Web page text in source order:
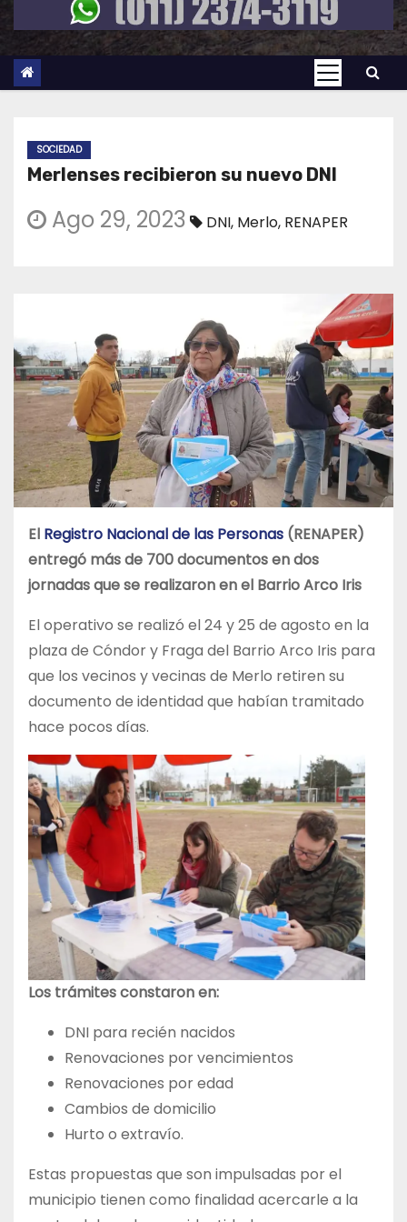
SOCIEDAD
Merlenses recibieron su nuevo DNI
Ago 29, 2023 DNI, Merlo, RENAPER
El Registro Nacional de las Personas (RENAPER)
entregó más de 700 documentos en dos
jornadas que se realizaron en el Barrio Arco Iris
El operativo se realizó el 24 y 25 de agosto en la
plaza de Cóndor y Fraga del Barrio Arco Iris para
que los vecinos y vecinas de Merlo retiren su
documento de identidad que habían tramitado
hace pocos días.
Los trámites constaron en:
DNI para recién nacidos
Renovaciones por vencimientos
Renovaciones por edad
Cambios de domicilio
Hurto o extravío.
Estas propuestas que son impulsadas por el
municipio tienen como finalidad acercarle a la